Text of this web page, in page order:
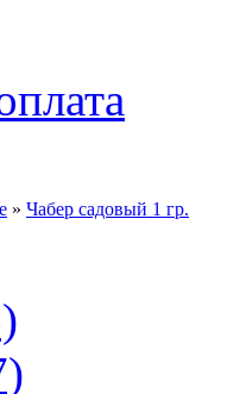
» Чабер садовый 1 гр.